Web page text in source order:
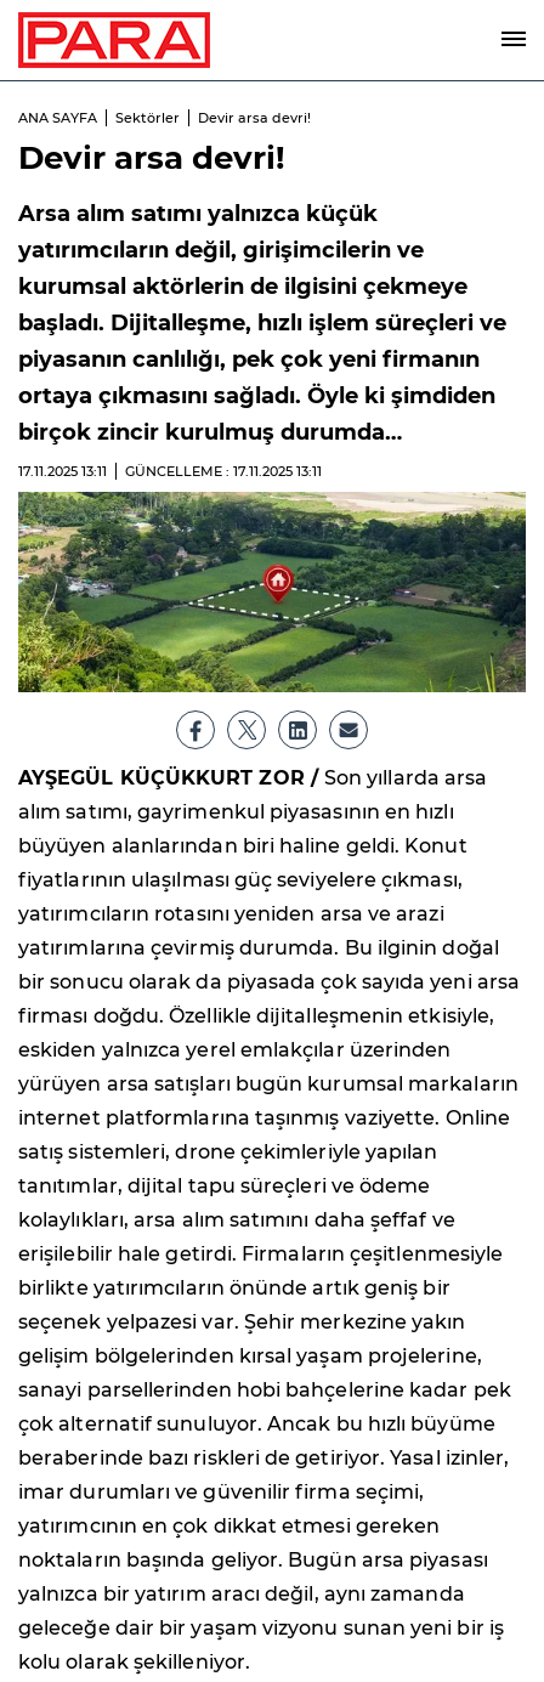
ANA SAYFA Sektörler Devir arsa devri!
Devir arsa devri!
Arsa alım satımı yalnızca küçük
yatırımcıların değil, girişimcilerin ve
kurumsal aktörlerin de ilgisini çekmeye
başladı. Dijitalleşme, hızlı işlem süreçleri ve
piyasanın canlılığı, pek çok yeni firmanın
ortaya çıkmasını sağladı. Öyle ki şimdiden
birçok zincir kurulmuş durumda…
17.11.2025 13:11 GÜNCELLEME : 17.11.2025 13:11
AYŞEGÜL KÜÇÜKKURT ZOR / Son yıllarda arsa
alım satımı, gayrimenkul piyasasının en hızlı
büyüyen alanlarından biri haline geldi. Konut
fiyatlarının ulaşılması güç seviyelere çıkması,
yatırımcıların rotasını yeniden arsa ve arazi
yatırımlarına çevirmiş durumda. Bu ilginin doğal
bir sonucu olarak da piyasada çok sayıda yeni arsa
firması doğdu. Özellikle dijitalleşmenin etkisiyle,
eskiden yalnızca yerel emlakçılar üzerinden
yürüyen arsa satışları bugün kurumsal markaların
internet platformlarına taşınmış vaziyette. Online
satış sistemleri, drone çekimleriyle yapılan
tanıtımlar, dijital tapu süreçleri ve ödeme
kolaylıkları, arsa alım satımını daha şeffaf ve
erişilebilir hale getirdi. Firmaların çeşitlenmesiyle
birlikte yatırımcıların önünde artık geniş bir
seçenek yelpazesi var. Şehir merkezine yakın
gelişim bölgelerinden kırsal yaşam projelerine,
sanayi parsellerinden hobi bahçelerine kadar pek
çok alternatif sunuluyor. Ancak bu hızlı büyüme
beraberinde bazı riskleri de getiriyor. Yasal izinler,
imar durumları ve güvenilir firma seçimi,
yatırımcının en çok dikkat etmesi gereken
noktaların başında geliyor. Bugün arsa piyasası
yalnızca bir yatırım aracı değil, aynı zamanda
geleceğe dair bir yaşam vizyonu sunan yeni bir iş
kolu olarak şekilleniyor.